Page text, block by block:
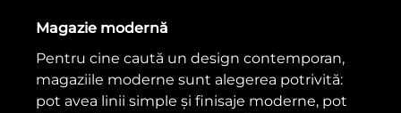
Magazie modernă
Pentru cine caută un design contemporan,
magaziile moderne sunt alegerea potrivită:
pot avea linii simple și finisaje moderne, pot